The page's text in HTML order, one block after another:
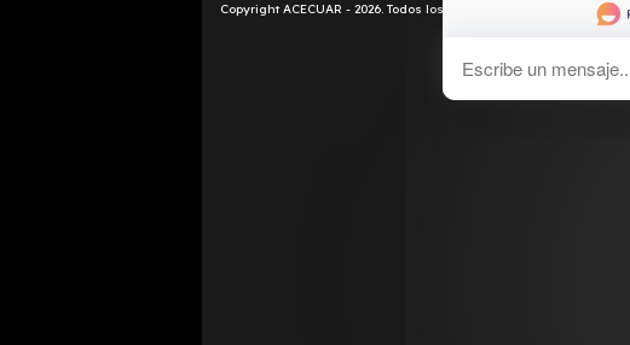
Copyright ACECUAR - 2026. Todos los derechos reservados.